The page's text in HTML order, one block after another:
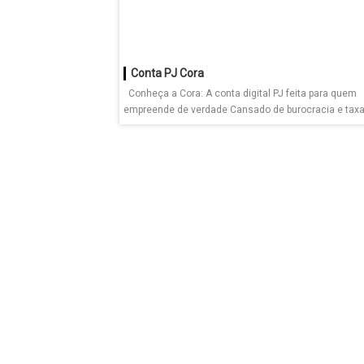
Conta PJ Cora
Conheça a Cora: A conta digital PJ feita para quem
empreende de verdade Cansado de burocracia e